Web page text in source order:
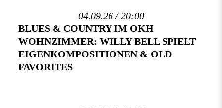
04.09.26 / 20:00
BLUES & COUNTRY IM OKH
WOHNZIMMER: WILLY BELL SPIELT
EIGENKOMPOSITIONEN & OLD
FAVORITES